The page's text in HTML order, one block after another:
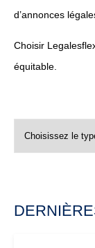
d’annonces
Choisir
équitable.